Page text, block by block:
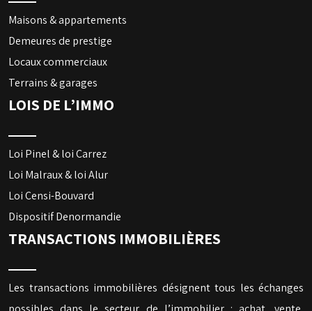
Maisons & appartements
Demeures de prestige
Locaux commerciaux
Terrains & garages
LOIS DE L’IMMO
Loi Pinel & loi Carrez
Loi Malraux & loi Alur
Loi Censi-Bouvard
Dispositif Denormandie
TRANSACTIONS IMMOBILIÈRES
Les transactions immobilières désignent tous les échanges